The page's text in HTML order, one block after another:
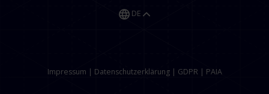
DE
Impressum | Datenschutzerklärung| GDPR | PAIA